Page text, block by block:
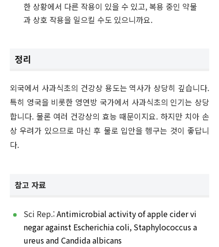
한 상황에서 다른 작용이 있을 수 있고, 복용 중인 약물
과 상호 작용을 일으킬 수도 있으니까요.
정리
외국에서 사과식초의 건강상 용도는 역사가 상당히 깊습니다.
특히 영국을 비롯한 영연방 국가에서 사과식초의 인기는 상당
합니다. 물론 여러 건강상의 효능 때문이지요. 하지만 치아 손
상 우려가 있으므로 마신 후 물로 입안을 헹구는 것이 좋답니
다.
참고 자료
Sci Rep.:Antimicrobial activity of apple cider vi
negar against Escherichia coli, Staphylococcus a
ureus and Candida albicans